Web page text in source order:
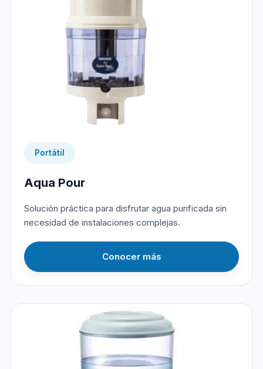
Portátil
Aqua Pour
Solución práctica para disfrutar agua purificada sin
necesidad de instalaciones complejas.
Conocer más